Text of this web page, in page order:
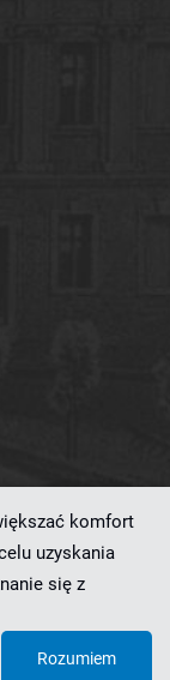
komfort
uzyskania
się z
Rozumiem